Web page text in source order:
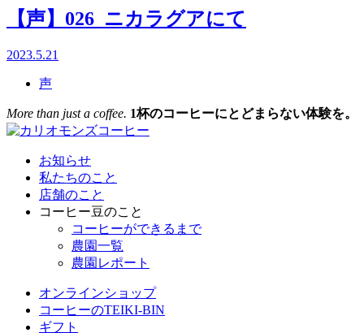
【声】026_ニカラグアにて
2023.5.21
声
More than just a coffee. 1杯のコーヒーにとどまらない体験を。
お知らせ
私たちのこと
店舗のこと
コーヒー豆のこと
コーヒーができるまで
農園一覧
農園レポート
オンラインショップ
コーヒーのTEIKI-BIN
ギフト